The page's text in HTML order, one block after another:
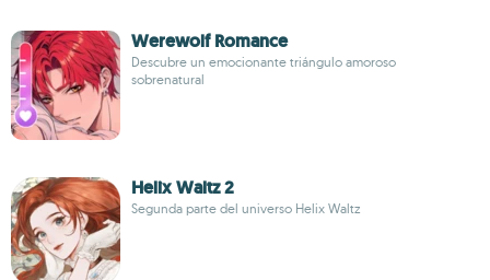
Werewolf Romance
Descubre un emocionante triángulo amoroso
sobrenatural
Helix Waltz 2
Segunda parte del universo Helix Waltz